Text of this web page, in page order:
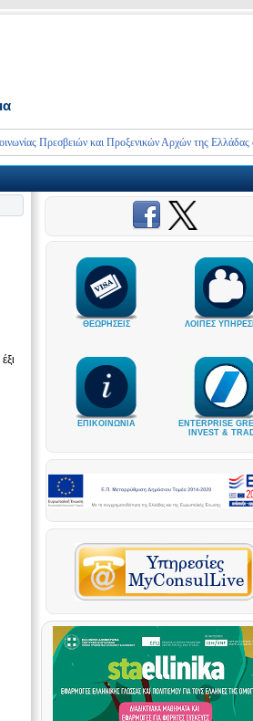
Πρεσβειών και Προξενικών Αρχών της Ελλάδας στο
ΘΕΩΡΗΣΕΙΣ ΛΟΙΠΕΣ
ΕΠΙΚΟΙΝΩΝΙΑ
ENTERPRISE
INVEST &